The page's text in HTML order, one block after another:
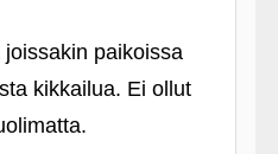
paikoissa
kikkailua. Ei ollut